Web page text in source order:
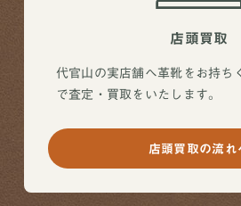
店頭買取
代官山の実店舗へ革靴をお持ち
で査定・買取をいたします。
店頭買取の流れ